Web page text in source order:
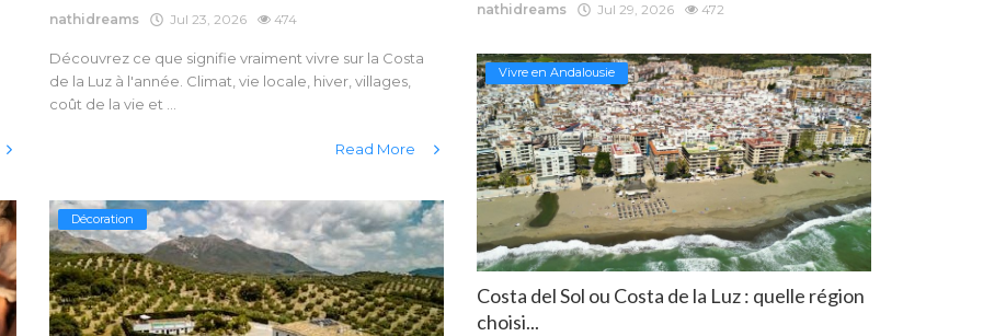
nathidreams Jul 23, 2026 474
Découvrez ce que signifie vraiment vivre sur la Costa
de la Luz à l'année. Climat, vie locale, hiver, villages,
coût de la vie et ...
Read More
Décoration
nathidreams Jul 29, 2026 472
Vivre en Andalousie
Costa del Sol ou Costa de la Luz : quelle région
choisi...